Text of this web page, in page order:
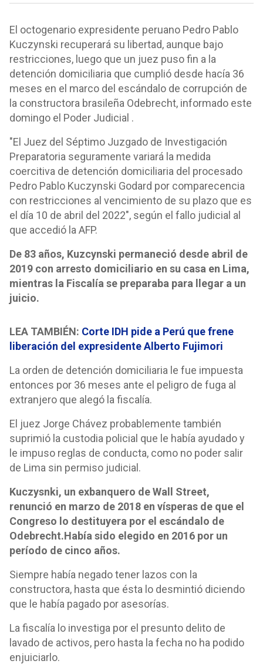
El octogenario expresidente peruano Pedro Pablo
Kuczynski recuperará su libertad, aunque bajo
restricciones, luego que un juez puso fin a la
detención domiciliaria que cumplió desde hacía 36
meses en el marco del escándalo de corrupción de
la constructora brasileña Odebrecht, informado este
domingo el Poder Judicial .
"El Juez del Séptimo Juzgado de Investigación
Preparatoria seguramente variará la medida
coercitiva de detención domiciliaria del procesado
Pedro Pablo Kuczynski Godard por comparecencia
con restricciones al vencimiento de su plazo que es
el día 10 de abril del 2022", según el fallo judicial al
que accedió la AFP.
De 83 años, Kuzcynski permaneció desde abril de
2019 con arresto domiciliario en su casa en Lima,
mientras la Fiscalía se preparaba para llegar a un
juicio.
LEA TAMBIÉN: Corte IDH pide a Perú que frene
liberación del expresidente Alberto Fujimori
La orden de detención domiciliaria le fue impuesta
entonces por 36 meses ante el peligro de fuga al
extranjero que alegó la fiscalía.
El juez Jorge Chávez probablemente también
suprimió la custodia policial que le había ayudado y
le impuso reglas de conducta, como no poder salir
de Lima sin permiso judicial.
Kuczysnki, un exbanquero de Wall Street,
renunció en marzo de 2018 en vísperas de que el
Congreso lo destituyera por el escándalo de
Odebrecht.Había sido elegido en 2016 por un
período de cinco años.
Siempre había negado tener lazos con la
constructora, hasta que ésta lo desmintió diciendo
que le había pagado por asesorías.
La fiscalía lo investiga por el presunto delito de
lavado de activos, pero hasta la fecha no ha podido
enjuiciarlo.